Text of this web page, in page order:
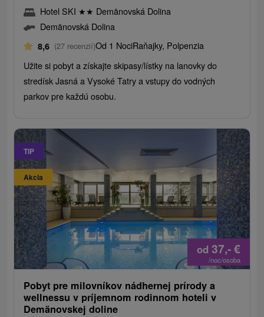
Hotel SKI ★★ Demänovská Dolina
Demänovská Dolina
8,6 (27 recenzií)Od 1 NociRaňajky, Polpenzia
Užite si pobyt a získajte skipasy/lístky na lanovky do
stredísk Jasná a Vysoké Tatry a vstupy do vodných
parkov pre každú osobu.
TIP
Akcia
od 37,-€
/noc/osoba
Pobyt pre milovníkov nádhernej prírody a
wellnessu v príjemnom rodinnom hoteli v
Demänovskej doline